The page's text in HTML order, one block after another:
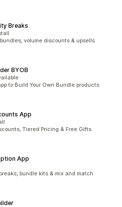
Breaks
volume discounts & upsells
BYOB
to Build Your Own Bundle products
App
Tiered Pricing & Free Gifts.
App
bundle kits & mix and match